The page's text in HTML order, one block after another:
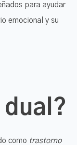
para ayudar
emocional y su
como trastorno